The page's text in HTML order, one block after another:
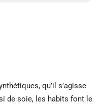
qu’il s’agisse
de soie, les habits font le